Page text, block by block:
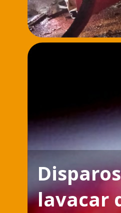
lavacar